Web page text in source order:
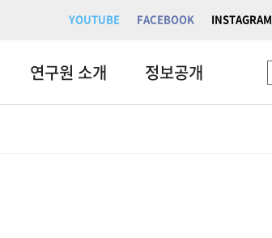
YOUTUBE FACEBOOK INSTAGRAM
연구원 소개 정보공개